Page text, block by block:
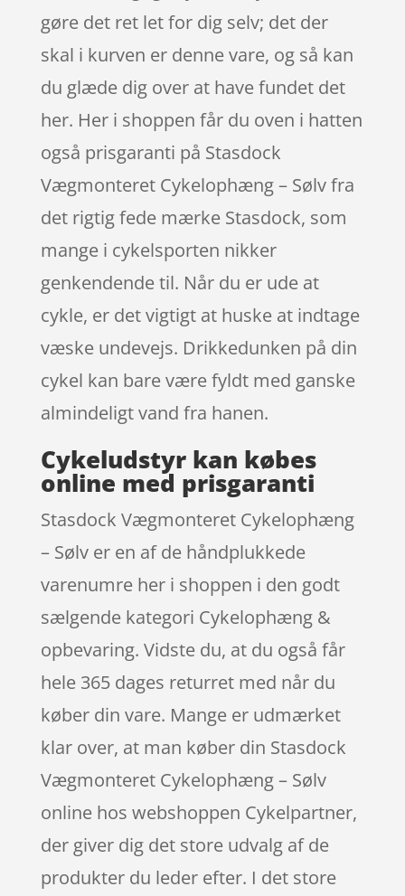
gøre det ret let for dig selv; det der
skal i kurven er denne vare, og så kan
du glæde dig over at have fundet det
her. Her i shoppen får du oven i hatten
også prisgaranti på Stasdock
Vægmonteret Cykelophæng – Sølv fra
det rigtig fede mærke Stasdock, som
mange i cykelsporten nikker
genkendende til. Når du er ude at
cykle, er det vigtigt at huske at indtage
væske undevejs. Drikkedunken på din
cykel kan bare være fyldt med ganske
almindeligt vand fra hanen.
Cykeludstyr kan købes
online med prisgaranti
Stasdock Vægmonteret Cykelophæng
– Sølv er en af de håndplukkede
varenumre her i shoppen i den godt
sælgende kategori Cykelophæng &
opbevaring. Vidste du, at du også får
hele 365 dages returret med når du
køber din vare. Mange er udmærket
klar over, at man køber din Stasdock
Vægmonteret Cykelophæng – Sølv
online hos webshoppen Cykelpartner,
der giver dig det store udvalg af de
produkter du leder efter. I det store